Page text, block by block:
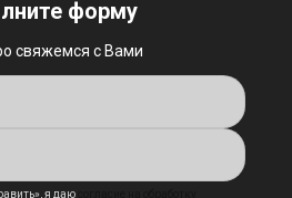
форму
свяжемся с Вами
я даю